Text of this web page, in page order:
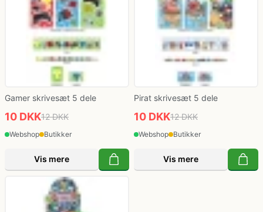
Gamer skrivesæt 5 dele
10 DKK12 DKK
Webshop Butikker
Vis mere
Pirat skrivesæt 5 dele
10 DKK12 DKK
Webshop Butikker
Vis mere